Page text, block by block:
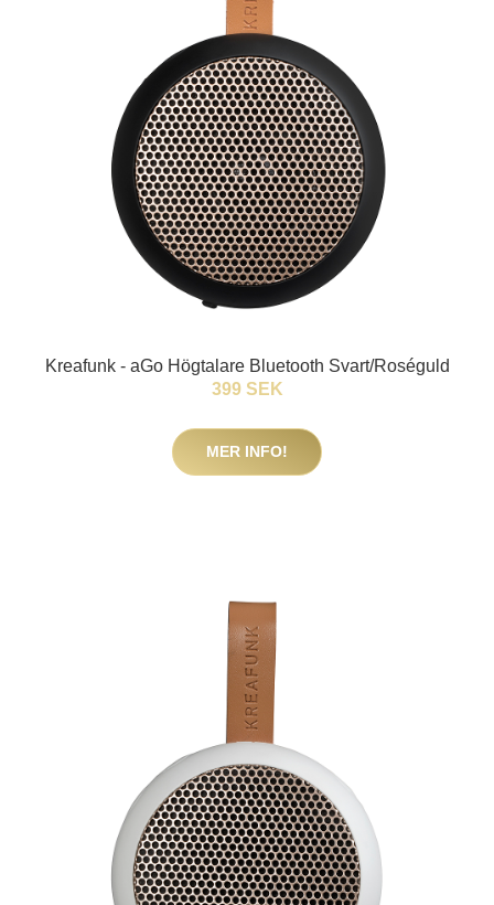
Kreafunk - aGo Högtalare Bluetooth Svart/Roséguld
399 SEK
MER INFO!